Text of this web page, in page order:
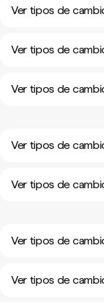
Ver tipos de
Ver tipos de
Ver tipos de
Ver tipos de
Ver tipos de
Ver tipos de
Ver tipos de